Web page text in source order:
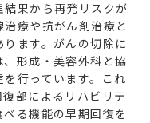
果から再発リスクが
療や抗がん剤治療と
ます。がんの切除に
形成・美容外科と協
行っています。これ
部によるリハビリテ
る機能の早期回復を